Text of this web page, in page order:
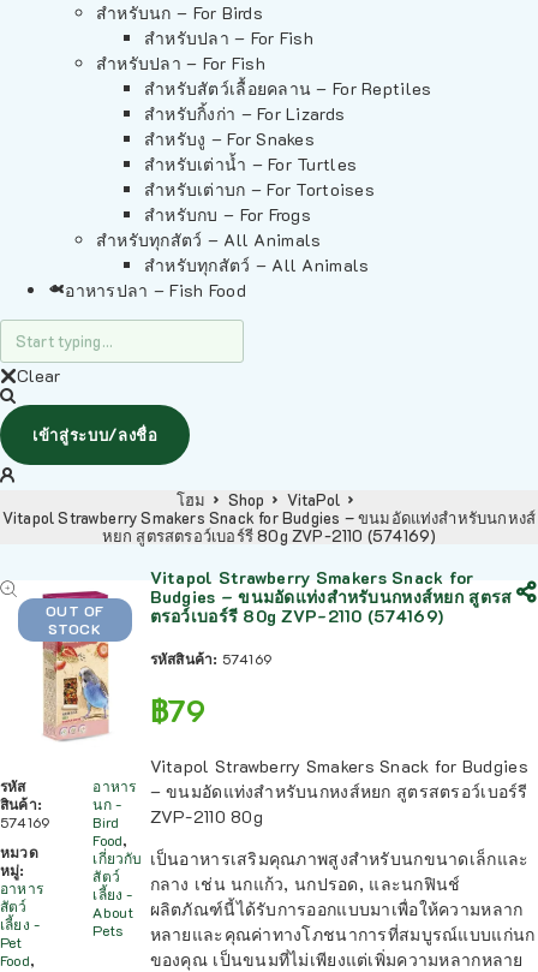
สำหรับนก – For Birds
สำหรับปลา – For Fish
สำหรับปลา – For Fish
สำหรับสัตว์เลื้อยคลาน – For Reptiles
สำหรับกิ้งก่า – For Lizards
สำหรับงู – For Snakes
สำหรับเต่าน้ำ – For Turtles
สำหรับเต่าบก – For Tortoises
สำหรับกบ – For Frogs
สำหรับทุกสัตว์ – All Animals
สำหรับทุกสัตว์ – All Animals
อาหารปลา – Fish Food
Clear
เข้าสู่ระบบ/ลงชื่อ
โฮม Shop
VitaPol
Vitapol Strawberry Smakers Snack for Budgies – ขนมอัดแท่งสำหรับนกหงส์
หยก สูตรสตรอว์เบอร์รี 80g ZVP-2110 (574169)
OUT OF
STOCK
รหัส
สินค้า:
574169
หมวด
หมู่:
อาหาร
สัตว์
เลี้ยง -
Pet
Food,
อาหาร
นก -
Bird
Food,
เกี่ยวกับ
สัตว์
เลี้ยง -
About
Pets
Vitapol Strawberry Smakers Snack for
Budgies – ขนมอัดแท่งสำหรับนกหงส์หยก สูตรส
ตรอว์เบอร์รี 80g ZVP-2110 (574169)
รหัสสินค้า: 574169
฿79
Vitapol Strawberry Smakers Snack for Budgies
– ขนมอัดแท่งสำหรับนกหงส์หยก สูตรสตรอว์เบอร์รี
ZVP-2110 80g
เป็นอาหารเสริมคุณภาพสูงสำหรับนกขนาดเล็กและ
กลาง เช่น นกแก้ว, นกปรอด, และนกฟินช์
ผลิตภัณฑ์นี้ได้รับการออกแบบมาเพื่อให้ความหลาก
หลายและคุณค่าทางโภชนาการที่สมบูรณ์แบบแก่นก
ของคุณ เป็นขนมที่ไม่เพียงแต่เพิ่มความหลากหลาย